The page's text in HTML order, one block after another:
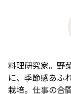
料理研究家。野
に、季節感あふ
栽培。仕事の合